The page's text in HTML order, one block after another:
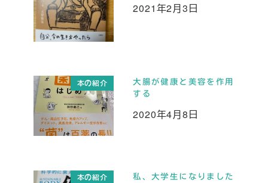
投稿日
2021年2月3日
本の紹介
大腸が健康と美容を作用
する
投稿日
2020年4月8日
本の紹介 私、大学生になりました